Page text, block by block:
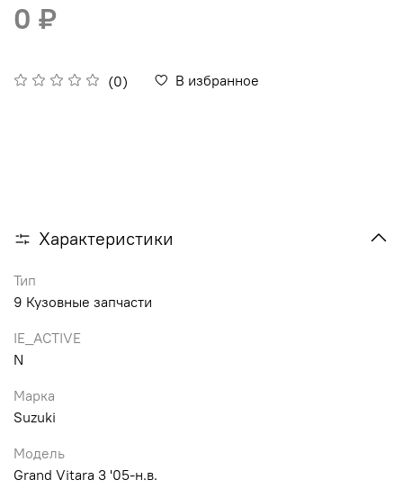
(0) В избранное
0 ₽
Характеристики
Тип
9 Кузовные запчасти
IE_ACTIVE
N
Марка
Suzuki
Модель
Grand Vitara 3 '05-н.в.